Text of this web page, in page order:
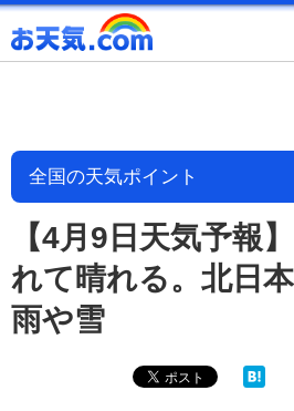
全国の天気ポイント
【4月9日天気予報
れて晴れる。北日
雨や雪